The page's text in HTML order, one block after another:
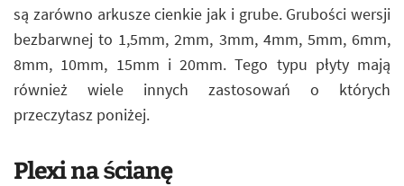
są zarówno arkusze cienkie jak i grube. Grubości wersji
bezbarwnej to 1,5mm, 2mm, 3mm, 4mm, 5mm, 6mm,
8mm, 10mm, 15mm i 20mm. Tego typu płyty mają
również wiele innych zastosowań o których
przeczytasz poniżej.
Plexi na ścianę